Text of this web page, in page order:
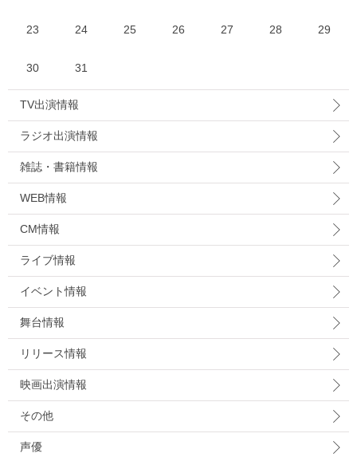
23 24 25 26 27 28 29
30 31
TV出演情報
ラジオ出演情報
雑誌・書籍情報
WEB情報
CM情報
ライブ情報
イベント情報
舞台情報
リリース情報
映画出演情報
その他
声優